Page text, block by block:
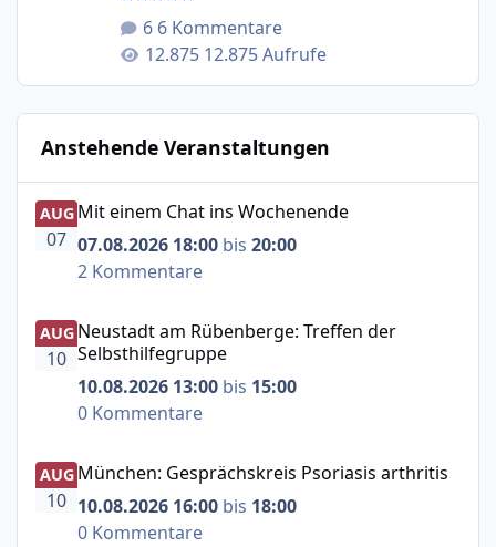
6 Kommentare
12.875 Aufrufe
Anstehende Veranstaltungen
Mit einem Chat ins Wochenende
AUG
07
Mit einem Chat ins Wochenende
07.08.2026 18:00 bis 20:00
2 Kommentare
Neustadt am Rübenberge: Treffen der Selbsthilfegruppe
AUG
10
Neustadt am Rübenberge: Treffen der
Selbsthilfegruppe
10.08.2026 13:00 bis 15:00
0 Kommentare
München: Gesprächskreis Psoriasis arthritis
AUG
10
München: Gesprächskreis Psoriasis arthritis
10.08.2026 16:00 bis 18:00
0 Kommentare